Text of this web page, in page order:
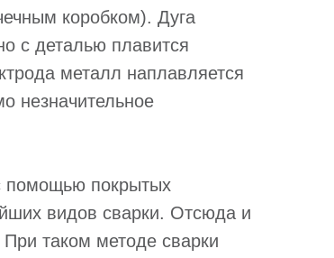
коробком). Дуга
с деталью плавится
металл наплавляется
незначительное
помощью покрытых
видов сварки. Отсюда и
таком методе сварки